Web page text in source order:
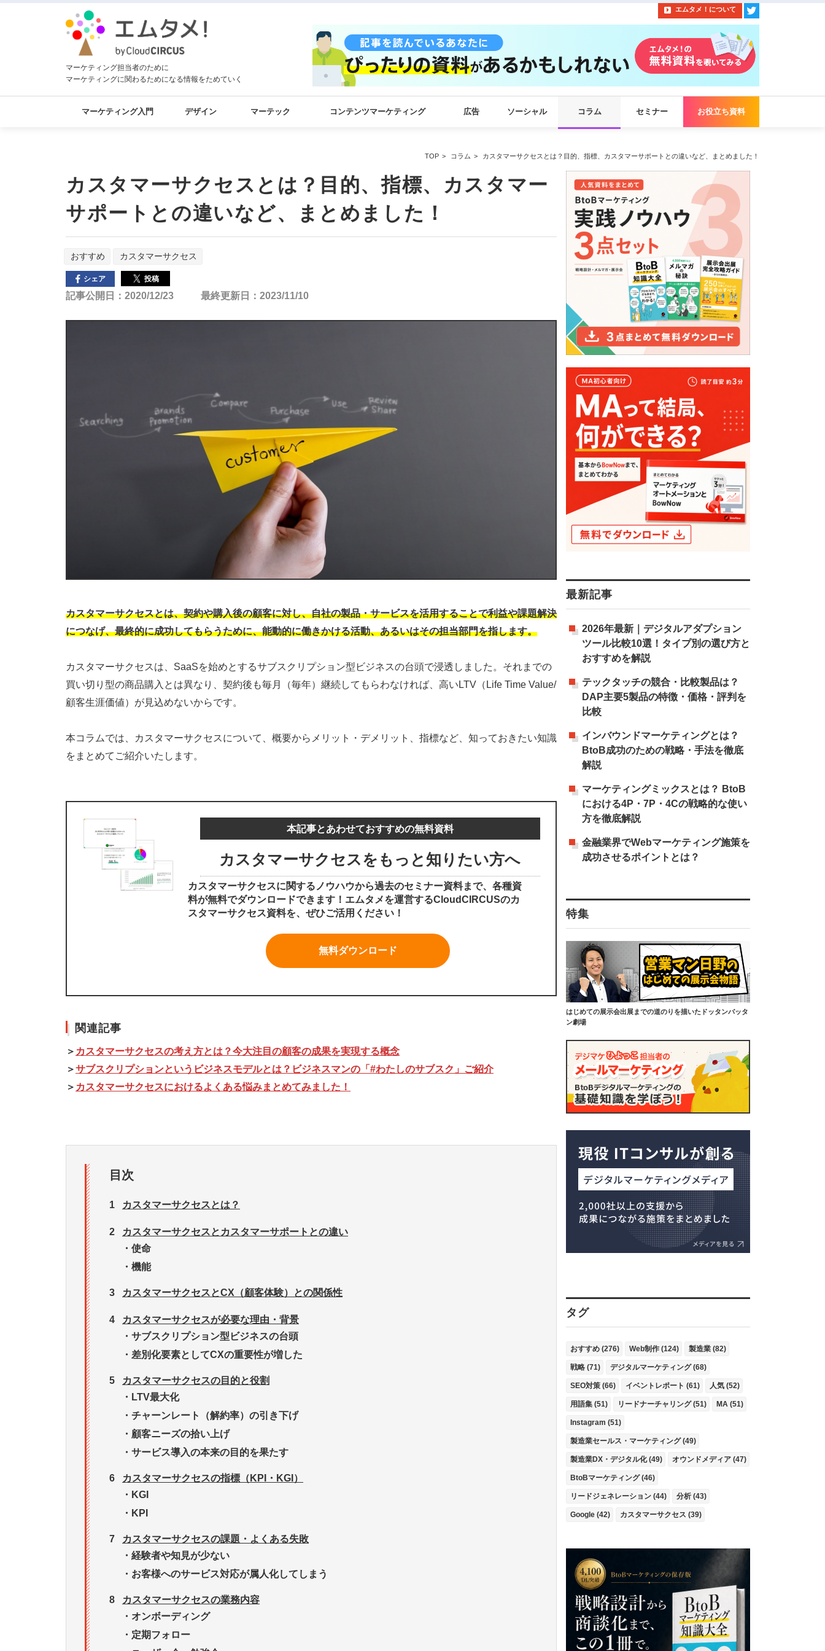
エムタメ！について
マーケティング担当者のために
マーケティングに関わるためになる情報をためていく
マーケティング入門 デザイン マーテック コンテンツマーケティング 広告 ソーシャル コラム セミナー お役立ち資料
TOP コラム カスタマーサクセスとは？目的、指標、カスタマーサポートとの違いなど、まとめました！
カスタマーサクセスとは？目的、指標、カスタマー
サポートとの違いなど、まとめました！
おすすめ カスタマーサクセス
シェア 投稿
記事公開日：2020/12/23 最終更新日：2023/11/10
カスタマーサクセスとは、契約や購入後の顧客に対し、自社の製品・サービスを活用することで利益や課題解決
につなげ、最終的に成功してもらうために、能動的に働きかける活動、あるいはその担当部門を指します。
カスタマーサクセスは、SaaSを始めとするサブスクリプション型ビジネスの台頭で浸透しました。それまでの
買い切り型の商品購入とは異なり、契約後も毎月（毎年）継続してもらわなければ、高いLTV（Life Time Value/
顧客生涯価値）が見込めないからです。
本コラムでは、カスタマーサクセスについて、概要からメリット・デメリット、指標など、知っておきたい知識
をまとめてご紹介いたします。
本記事とあわせておすすめの無料資料
カスタマーサクセスをもっと知りたい方へ
カスタマーサクセスに関するノウハウから過去のセミナー資料まで、各種資
料が無料でダウンロードできます！エムタメを運営するCloudCIRCUSのカ
スタマーサクセス資料を、ぜひご活用ください！
無料ダウンロード
関連記事
＞ カスタマーサクセスの考え方とは？今大注目の顧客の成果を実現する概念
＞サブスクリプションというビジネスモデルとは？ビジネスマンの「#わたしのサブスク」ご紹介
＞ カスタマーサクセスにおけるよくある悩みまとめてみました！
目次
1 カスタマーサクセスとは？
2
カスタマーサクセスとカスタマーサポートとの違い
・ 使命
・ 機能
3 カスタマーサクセスとCX（顧客体験）との関係性
4
カスタマーサクセスが必要な理由・背景
・ サブスクリプション型ビジネスの台頭
・ 差別化要素としてCXの重要性が増した
5
カスタマーサクセスの目的と役割
・ LTV最大化
・ チャーンレート（解約率）の引き下げ
・ 顧客ニーズの拾い上げ
・ サービス導入の本来の目的を果たす
6
カスタマーサクセスの指標（KPI・KGI）
・ KGI
・ KPI
7
カスタマーサクセスの課題・よくある失敗
・ 経験者や知見が少ない
・ お客様へのサービス対応が属人化してしまう
8
カスタマーサクセスの業務内容
・ オンボーディング
・ 定期フォロー
最新記事
2026年最新｜デジタルアダプション
ツール比較10選！タイプ別の選び方と
おすすめを解説
テックタッチの競合・比較製品は？
DAP主要5製品の特徴・価格・評判を
比較
インバウンドマーケティングとは？
BtoB成功のための戦略・手法を徹底
解説
マーケティングミックスとは？ BtoB
における4P・7P・4Cの戦略的な使い
方を徹底解説
金融業界でWebマーケティング施策を
成功させるポイントとは？
特集
はじめての展示会出展までの道のりを描いたドッタンバッタ
ン劇場
タグ
おすすめ (276) Web制作 (124) 製造業 (82)
戦略 (71) デジタルマーケティング (68)
SEO対策 (66) イベントレポート (61) 人気 (52)
用語集 (51) リードナーチャリング (51) MA (51)
Instagram (51)
製造業セールス・マーケティング (49)
製造業DX・デジタル化 (49) オウンドメディア (47)
BtoBマーケティング (46)
リードジェネレーション (44) 分析 (43)
Google (42) カスタマーサクセス (39)